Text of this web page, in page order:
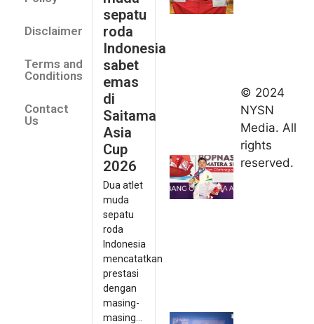
Disclaimer
Terms and
Conditions
Contact
Us
sepatu
roda
Indonesia
sabet
emas
di
Saitama
Asia
Cup
2026
Dua atlet
muda
sepatu
roda
Indonesia
mencatatkan
prestasi
dengan
masing-
masing...
2026
Indonesia
kirim tiga
lifter
muda ke
Kejuaraan
© 2024
NYSN
Media. All
rights
reserved.